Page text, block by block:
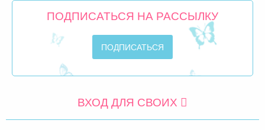
ПОДПИСАТЬСЯ НА РАССЫЛКУ
ВХОД ДЛЯ СВОИХ